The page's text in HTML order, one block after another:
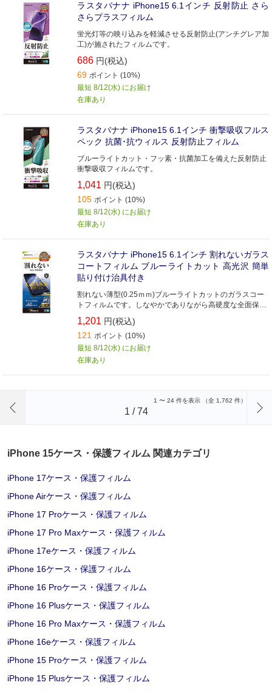
ラスタバナナ iPhone15 6.1インチ 反射防止 さら
さらプラスフィルム
蛍光灯等の映り込みを軽減させる反射防止(アンチグレア加
工)が施されたフィルムです。
686 円(税込)
69 ポイント (10%)
最短 8/12(水) にお届け
在庫あり
ラスタバナナ iPhone15 6.1インチ 衝撃吸収フルス
ペック 抗菌･抗ウィルス 反射防止フィルム
ブルーライトカット・フッ素・抗菌加工を備えた反射防止
衝撃吸収フィルムです。
1,041 円(税込)
105 ポイント (10%)
最短 8/12(水) にお届け
在庫あり
ラスタバナナ iPhone15 6.1インチ 割れないガラス
コートフィルム ブルーライトカット 高光沢 簡単
貼り付け治具付き
割れない薄型(0.25ｍｍ)ブルーライトカットのガラスコー
トフィルムです。しなやかでありながら高硬度な全面保護
ガラスです。
1,201 円(税込)
121 ポイント (10%)
最短 8/12(水) にお届け
在庫あり
1 〜 24 件を表示 （全 1,762 件）
1 /74
iPhone 15ケース・保護フィルム 関連カテゴリ
iPhone 17ケース・保護フィルム
iPhone Airケース・保護フィルム
iPhone 17 Proケース・保護フィルム
iPhone 17 Pro Maxケース・保護フィルム
iPhone 17eケース・保護フィルム
iPhone 16ケース・保護フィルム
iPhone 16 Proケース・保護フィルム
iPhone 16 Plusケース・保護フィルム
iPhone 16 Pro Maxケース・保護フィルム
iPhone 16eケース・保護フィルム
iPhone 15 Proケース・保護フィルム
iPhone 15 Plusケース・保護フィルム